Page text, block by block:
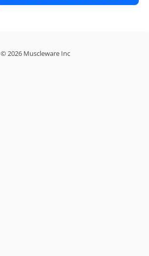
© 2026 Muscleware Inc